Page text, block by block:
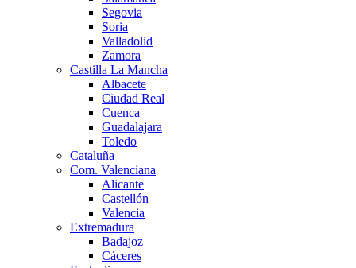
Segovia
Soria
Valladolid
Zamora
Castilla La Mancha
Albacete
Ciudad Real
Cuenca
Guadalajara
Toledo
Cataluña
Com. Valenciana
Alicante
Castellón
Valencia
Extremadura
Badajoz
Cáceres